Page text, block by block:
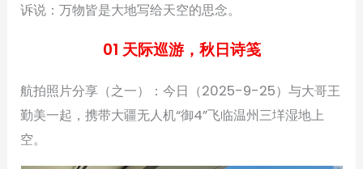
诉说：万物皆是大地写给天空的思念。
01 天际巡游，秋日诗笺
航拍照片分享（之一）：今日（2025-9-25）与大哥王
勤美一起，携带大疆无人机“御4”飞临温州三垟湿地上
空。